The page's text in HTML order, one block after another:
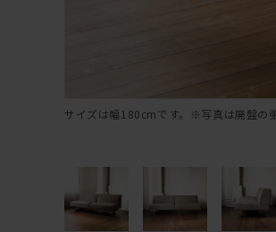
サイズは幅180cmです。※写真は廃盤の